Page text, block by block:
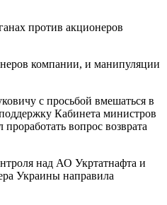
против акционеров
компании, и манипуляции
с просьбой вмешаться в
Кабинета министров
вопрос возврата
над АО Укртатнафта и
Украины направила